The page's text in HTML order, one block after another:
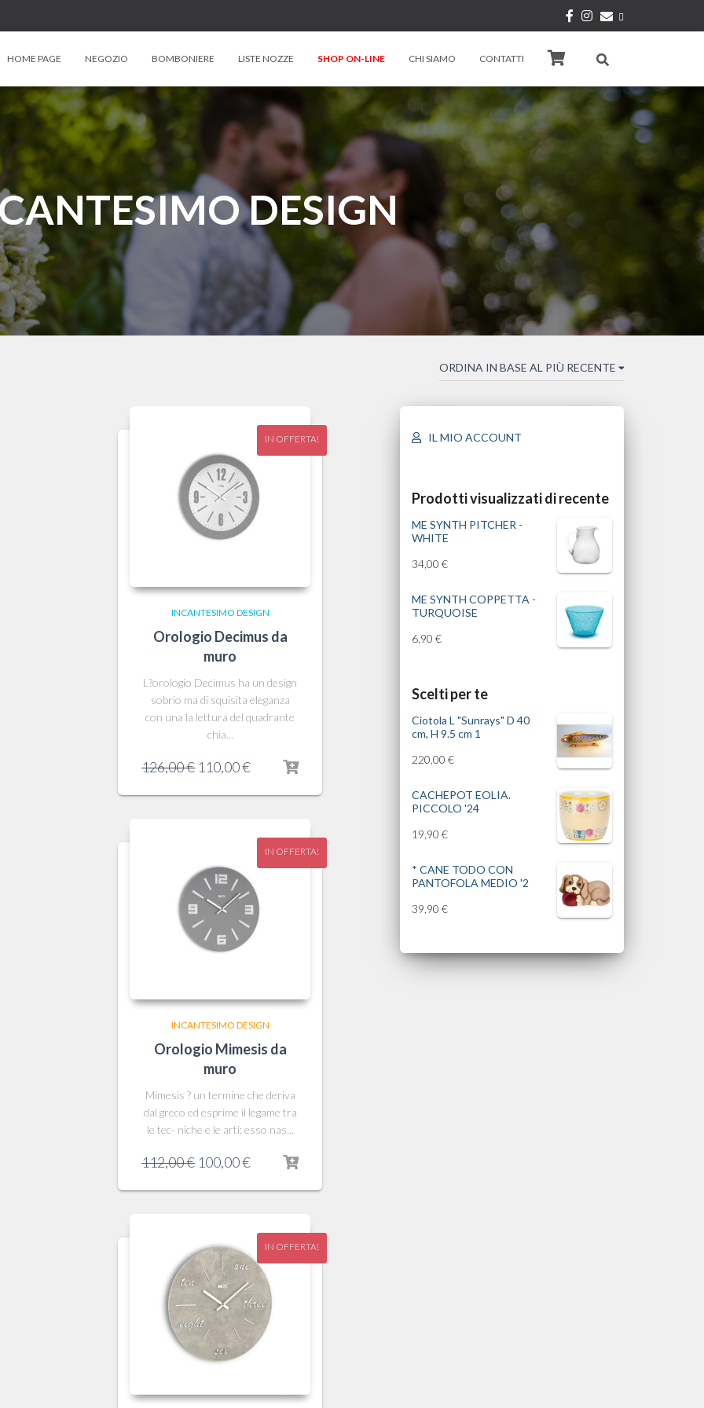
HOME PAGE NEGOZIO BOMBONIERE LISTE NOZZE SHOP ON-LINE CHI SIAMO CONTATTI
DESIGN
IN OFFERTA!
INCANTESIMO DESIGN
Orologio Decimus da
muro
L?orologio Decimus ha un design
sobrio ma di squisita eleganza
con una la lettura del quadrante
chia...
126,00€ Il
originale
110,00€Il
attuale
IN OFFERTA!
INCANTESIMO DESIGN
Orologio Mimesis da
muro
Mimesis ? un termine che deriva
dal greco ed esprime il legame tra
le tec- niche e le arti; esso nas...
112,00€ Il
originale
100,00€Il
attuale
IN OFFERTA!
IL MIO ACCOUNT
Prodotti visualizzati di recente
ME SYNTH PITCHER -
WHITE
34,00 €
ME SYNTH COPPETTA -
TURQUOISE
6,90 €
Scelti per te
Ciotola L "Sunrays" D 40
cm, H 9.5 cm 1
220,00 €
CACHEPOT EOLIA.
PICCOLO '24
19,90 €
* CANE TODO CON
PANTOFOLA MEDIO '2
39,90 €